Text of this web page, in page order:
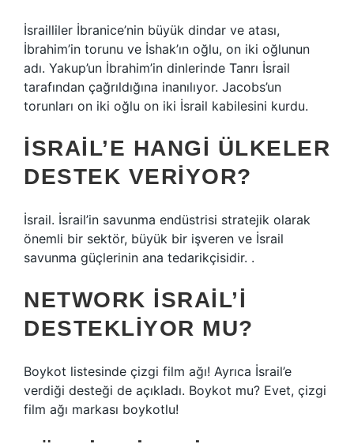
İsrailliler İbranice’nin büyük dindar ve atası,
İbrahim’in torunu ve İshak’ın oğlu, on iki oğlunun
adı. Yakup’un İbrahim’in dinlerinde Tanrı İsrail
tarafından çağrıldığına inanılıyor. Jacobs’un
torunları on iki oğlu on iki İsrail kabilesini kurdu.
İSRAIL’E HANGI ÜLKELER
DESTEK VERIYOR?
İsrail. İsrail’in savunma endüstrisi stratejik olarak
önemli bir sektör, büyük bir işveren ve İsrail
savunma güçlerinin ana tedarikçisidir. .
NETWORK İSRAIL’I
DESTEKLIYOR MU?
Boykot listesinde çizgi film ağı! Ayrıca İsrail’e
verdiği desteği de açıkladı. Boykot mu? Evet, çizgi
film ağı markası boykotlu!